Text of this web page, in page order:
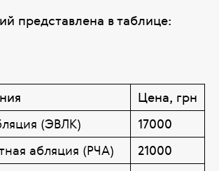
представлена в таблице:
Цена, грн
(ЭВЛК)
17000
абляция (РЧА)
21000